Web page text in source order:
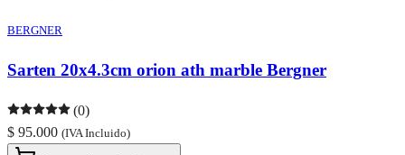
BERGNER
Sarten 20x4.3cm orion ath marble Bergner
(0)
$ 95.000 (IVA Incluido)